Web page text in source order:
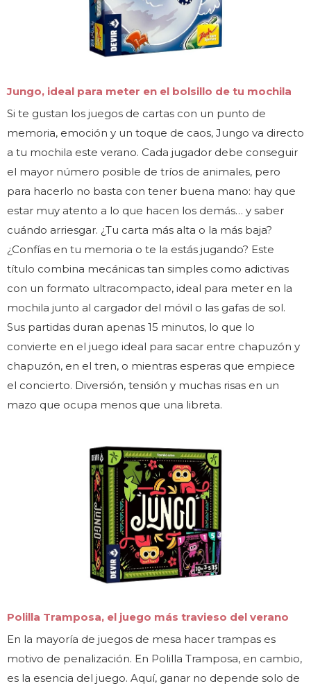
Jungo, ideal para meter en el bolsillo de tu mochila
Si te gustan los juegos de cartas con un punto de
memoria, emoción y un toque de caos, Jungo va directo
a tu mochila este verano. Cada jugador debe conseguir
el mayor número posible de tríos de animales, pero
para hacerlo no basta con tener buena mano: hay que
estar muy atento a lo que hacen los demás… y saber
cuándo arriesgar. ¿Tu carta más alta o la más baja?
¿Confías en tu memoria o te la estás jugando? Este
título combina mecánicas tan simples como adictivas
con un formato ultracompacto, ideal para meter en la
mochila junto al cargador del móvil o las gafas de sol.
Sus partidas duran apenas 15 minutos, lo que lo
convierte en el juego ideal para sacar entre chapuzón y
chapuzón, en el tren, o mientras esperas que empiece
el concierto. Diversión, tensión y muchas risas en un
mazo que ocupa menos que una libreta.
Polilla Tramposa, el juego más travieso del verano
En la mayoría de juegos de mesa hacer trampas es
motivo de penalización. En Polilla Tramposa, en cambio,
es la esencia del juego. Aquí, ganar no depende solo de